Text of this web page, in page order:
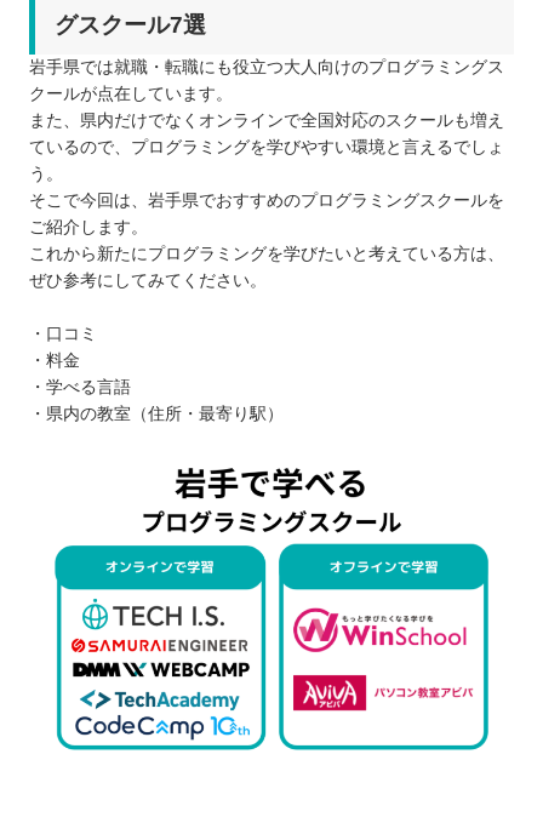
グスクール7選
岩手県では就職・転職にも役立つ大人向けのプログラミングス
クールが点在しています。
また、県内だけでなくオンラインで全国対応のスクールも増え
ているので、プログラミングを学びやすい環境と言えるでしょ
う。
そこで今回は、岩手県でおすすめのプログラミングスクールを
ご紹介します。
これから新たにプログラミングを学びたいと考えている方は、
ぜひ参考にしてみてください。
・口コミ
・料金
・学べる言語
・県内の教室（住所・最寄り駅）